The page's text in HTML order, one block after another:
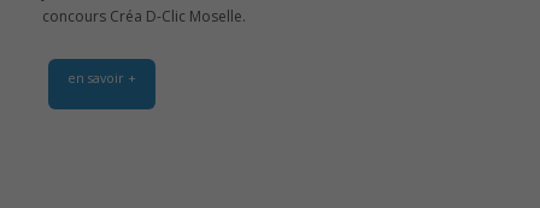
concours Créa D-Clic Moselle.
en savoir +